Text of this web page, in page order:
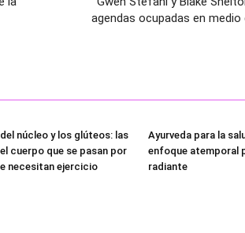
agendas ocupadas en medio
núcleo y los glúteos: las
cuerpo que se pasan por
necesitan ejercicio
Ayurveda para la
enfoque atemporal
radiante